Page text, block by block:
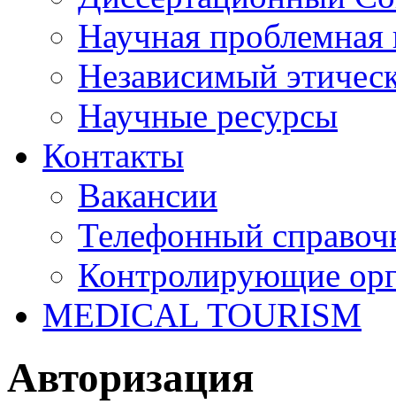
Научная проблемная
Независимый
Научные ресурсы
Контакты
Вакансии
Телефонный
Контролирующие
MEDICAL TOURISM
Авторизация